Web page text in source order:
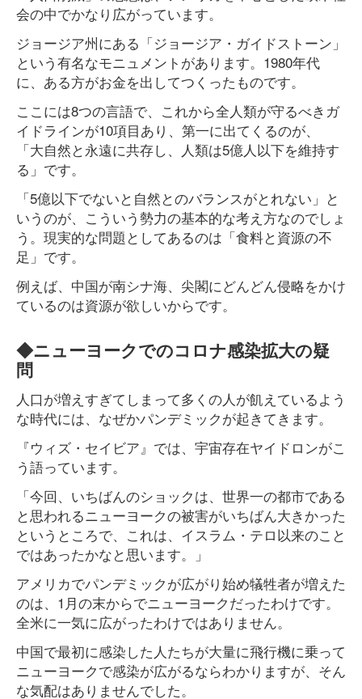
会の中でかなり広がっています。
ジョージア州にある「ジョージア・ガイドストーン」
という有名なモニュメントがあります。1980年代
に、ある方がお金を出してつくったものです。
ここには8つの言語で、これから全人類が守るべきガ
イドラインが10項目あり、第一に出てくるのが、
「大自然と永遠に共存し、人類は5億人以下を維持す
る」です。
「5億以下でないと自然とのバランスがとれない」と
いうのが、こういう勢力の基本的な考え方なのでしょ
う。現実的な問題としてあるのは「食料と資源の不
足」です。
例えば、中国が南シナ海、尖閣にどんどん侵略をかけ
ているのは資源が欲しいからです。
◆ニューヨークでのコロナ感染拡大の疑
問
人口が増えすぎてしまって多くの人が飢えているよう
な時代には、なぜかパンデミックが起きてきます。
『ウィズ・セイビア』では、宇宙存在ヤイドロンがこ
う語っています。
「今回、いちばんのショックは、世界一の都市である
と思われるニューヨークの被害がいちばん大きかった
というところで、これは、イスラム・テロ以来のこと
ではあったかなと思います。」
アメリカでパンデミックが広がり始め犠牲者が増えた
のは、1月の末からでニューヨークだったわけです。
全米に一気に広がったわけではありません。
中国で最初に感染した人たちが大量に飛行機に乗って
ニューヨークで感染が広がるならわかりますが、そん
な気配はありませんでした。